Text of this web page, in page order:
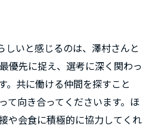
いと感じるのは、澤村さんと
優先に捉え、選考に深く関わっ
。共に働ける仲間を探すこと
て向き合ってくださいます。ほ
や会食に積極的に協力してくれ